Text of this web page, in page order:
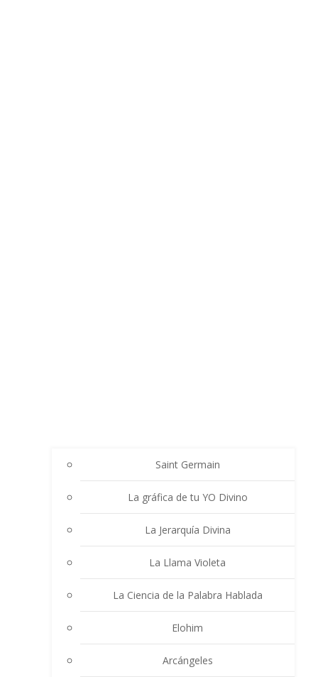
Saint Germain
La gráfica de tu YO Divino
La Jerarquía Divina
La Llama Violeta
La Ciencia de la Palabra Hablada
Elohim
Arcángeles